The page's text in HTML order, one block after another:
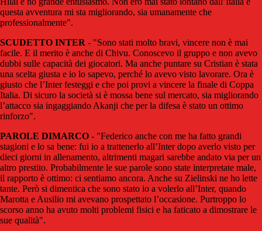
questa avventura mi sta migliorando, sia umanamente che
professionalmente".
SCUDETTO INTER - "Sono stati molto bravi, vincere non è mai
facile. E il merito è anche di Chivu. Conoscevo il gruppo e non avevo
dubbi sulle capacità dei giocatori. Ma anche puntare su Cristian è stata
una scelta giusta e io lo sapevo, perché lo avevo visto lavorare. Ora è
giusto che l’Inter festeggi e che poi provi a vincere la finale di Coppa
Italia. Di sicuro la società si è mossa bene sul mercato, sia migliorando
l’attacco sia ingaggiando Akanji che per la difesa è stato un ottimo
rinforzo".
PAROLE DIMARCO - "Federico anche con me ha fatto grandi
stagioni e lo sa bene: fui io a trattenerlo all’Inter dopo averlo visto per
dieci giorni in allenamento, altrimenti magari sarebbe andato via per un
altro prestito. Probabilmente le sue parole sono state interpretate male,
il rapporto è ottimo: ci sentiamo ancora. Anche su Zielinski ne ho lette
tante. Però si dimentica che sono stato io a volerlo all’Inter, quando
Marotta e Ausilio mi avevano prospettato l’occasione. Purtroppo lo
scorso anno ha avuto molti problemi fisici e ha faticato a dimostrare le
sue qualità".